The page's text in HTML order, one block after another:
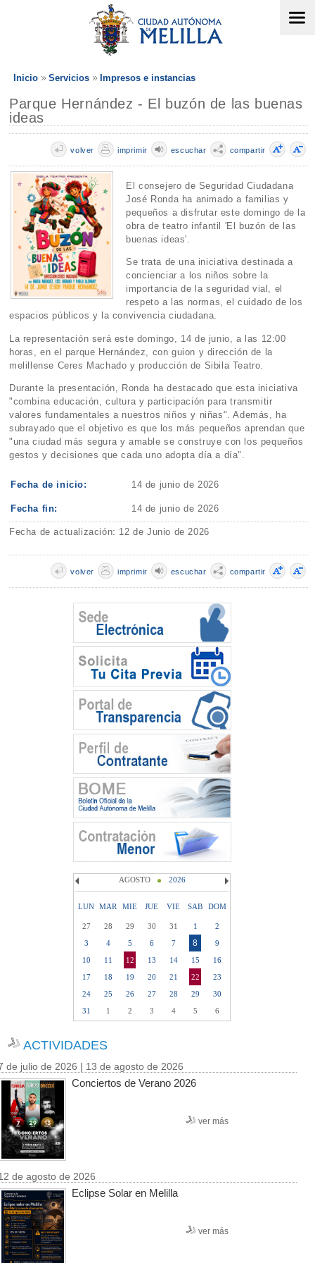
Inicio Servicios Impresos e instancias
Parque Hernández - El buzón de las buenas
ideas
compartir
escuchar
imprimir
volver
El consejero de Seguridad Ciudadana
José Ronda ha animado a familias y
pequeños a disfrutar este domingo de la
obra de teatro infantil 'El buzón de las
buenas ideas'.
Se trata de una iniciativa destinada a
concienciar a los niños sobre la
importancia de la seguridad vial, el
respeto a las normas, el cuidado de los
espacios públicos y la convivencia ciudadana.
La representación será este domingo, 14 de junio, a las 12:00
horas, en el parque Hernández, con guion y dirección de la
melillense Ceres Machado y producción de Sibila Teatro.
Durante la presentación, Ronda ha destacado que esta iniciativa
"combina educación, cultura y participación para transmitir
valores fundamentales a nuestros niños y niñas". Además, ha
subrayado que el objetivo es que los más pequeños aprendan que
"una ciudad más segura y amable se construye con los pequeños
gestos y decisiones que cada uno adopta día a día".
Fecha de inicio: 14 de junio de 2026
Fecha fin: 14 de junio de 2026
Fecha de actualización: 12 de Junio de 2026
compartir
escuchar
imprimir
volver
AGOSTO 2026
LUN MAR MIE JUE VIE SAB DOM
27 28 29 30 31 1
2
3
4 5 6 7 8
9
10
11 12 13 14 15
16
17
18 19 20 21 22
23
24
25 26 27 28 29
30
31
1 2 3 4 5 6
ACTIVIDADES
de julio de 2026 | 13 de agosto de 2026
Conciertos de Verano 2026
ver más
de agosto de 2026
Eclipse Solar en Melilla
ver más